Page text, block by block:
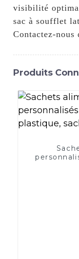
visibilité
sac à soufflet
Contactez-
Produits